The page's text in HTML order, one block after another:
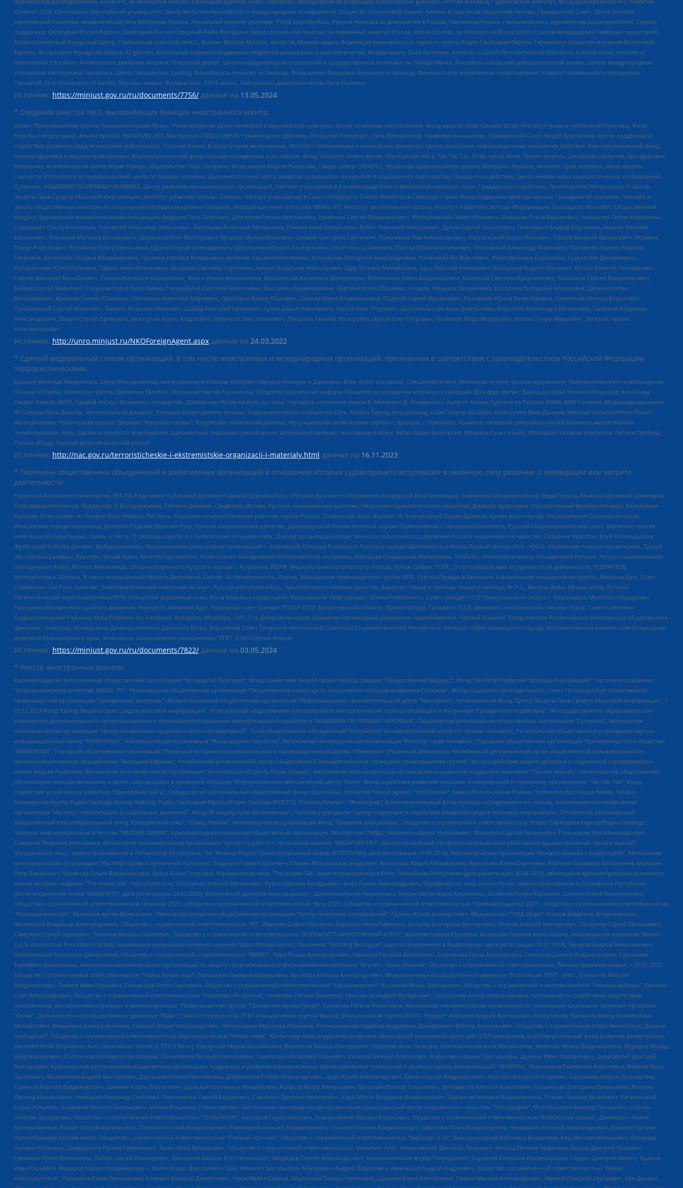
Комитет-2024, Центрально-Европейский университет, Центр восточноевропейских и международных исследований, Общество Сторожевой башни, Библии и трактатов Свидетелей Иеговы, Гражданский Совет, Центр анализа
европейской политики, Академическая сеть Восточная Европа, Российский комитет действия, РЭНД корпорейшн, Русская Америка за демократию в России, Настоящая Россия, Глобальная сеть журналистов-расследователей, Служба
поддержки, Свободная Россия Берлин, Свободная Россия Северный Рейн-Вестфалия, Фонд глобальной помощи, Антивоенный комитет России, Russie-Libertes, La Asocicion de Rusos Libres, Союз за возвращение Северных территорий,
Крымскотатарский Ресурсный Центр, Глобальный союз IndustriALL, Russian Election Monitor, Article 19, Мнение медиа, Федерация анархического черного креста, Радио Свободная Европа, Германское общество изучения Восточной
Европы, Фонд имени Фридриха Эберта, XZ gGmbH, Мобильная академия поддержки гендерной демократии и миротворчества, Форум имени Льва Копелева, American Councils for International Education, Cultural Vistas, Institute of
International Education, Антивоенное движение Антальи, Открытый диалог, Школа международных отношений и государственной политики им Питера Мунка, Российско-канадский демократический альянс, Школа международных
отношений им Нормана Патерсона, Центр Гражданских Свобод, Фонд Бориса Немцова за Свободу, Фонд имени Фридриха Науманна за свободу, Феминистское антивоенное сопротивление, Комитет независимости Ингушетии,
Прометей, Stop Occupation of Karelia, Вернись живым, Фридом Хаус, СОТА медиа, Либерально-демократическая Лига Украины
Источник: https://minjust.gov.ru/ru/documents/7756/ данные на 13.05.2024
* Сведения реестра НКО, выполняющих функции иностранного агента:
Лилит, Правозащитная группа Гражданин.Армия.Право, Нижегородский центр немецкой и европейской культуры, Центр гендерных исследований, Фонд защиты прав граждан Штаб, Институт права и публичной политики, Фонд
борьбы с коррупцией, Альянс врачей, НАСИЛИЮ.НЕТ, Мы против СПИДа, СВЕЧА, Гуманитарное действие, Открытый Петербург, Лига Избирателей, Правовая инициатива, Гражданский Союз, Хасдей Ерушалаим, Центр поддержки и
содействия развитию средств массовой информации, Горячая Линия, В защиту прав заключенных, Институт глобализации и социальных движений, Центр социально-информационных инициатив Действие, Благотворительный фонд
охраны здоровья и защиты прав граждан, Благотворительный фонд помощи осужденным и их семьям, Фонд Тольятти, Новое время, Серебряная тайга, Так-Так-Так, Сова, центр Анна, Проект Апрель, Самарская губерния, Эра здоровья,
Мемориал, Аналитический Центр Юрия Левады, Издательство Парк Гагарина, Фонд имени Андрея Рылькова, Сфера, Центр СИБАЛЬТ, Уральская правозащитная группа, Женщины Евразии, Институт прав человека, Фонд защиты
гласности, Российский исследовательский центр по правам человека, Дальневосточный центр развития гражданских инициатив и социального партнерства, Гражданское действие, Центр независимых социологических исследований,
Сутяжник, АКАДЕМИЯ ПО ПРАВАМ ЧЕЛОВЕКА, Центр развития некоммерческих организаций, Частное учреждение в Калининграде Совета Министров северных стран, Гражданское содействие, Трансперенси Интернешнл-Р, Центр
Защиты Прав Средств Массовой Информации, Институт развития прессы - Сибирь, Частное учреждение в Санкт-Петербурге Совета Министров Северных Стран, Фонд поддержки свободы прессы, Гражданский контроль, Человек и
Закон, Общественная комиссия по сохранению наследия академика Сахарова, Информационное агентство МЕМО. РУ, Институт региональной прессы, Институт Развития Свободы Информации, Экозащита!-Женсовет, Общественный
вердикт, Евразийская антимонопольная ассоциация, Бедушев Петр Петрович, Дзугкоева Регина Николаевна, Кривенко Сергей Владимирович, Милославский Павел Юрьевич, Шнырова Ольга Вадимовна, Чанышева Лилия Айратовна,
Сидорович Ольга Борисовна, Туровский Александр Алексеевич, Васильева Анастасия Евгеньевна, Ривина Анна Валерьевна, Бойко Анатолий Николаевич, Дугин Сергей Георгиевич, Пивоваров Андрей Сергеевич, Аверин Виталий
Евгеньевич, Барахоев Магомед Бекханович, Шарипков Олег Викторович, Мошель Ирина Ароновна, Шведов Григорий Сергеевич, Пономарев Лев Александрович, Каргалицкий Борис Юльевич, Созаев Валерий Валерьевич, Исламов
Тимур Рифгатович, Романова Ольга Евгеньевна, Щаров Сергей Алексадрович, Цирульников Борис Альбертович, Гасан Ольга Павловна, Паутов Юрий Анатольевич, Верховский Александр Маркович, Пислакова-Паркер Марина
Петровна, Кочеткова Татьяна Владимировна, Чуркина Наталья Валерьевна, Акимова Татьяна Николаевна, Золотарева Екатерина Александровна, Рачинский Ян Збигневич, Жемкова Елена Борисовна, Гудков Лев Дмитриевич,
Илларионова Юлия Юрьевна, Саранг Анна Васильевна, Захарова Светлана Сергеевна, Аверин Владимир Анатольевич, Щур Татьяна Михайловна, Щур Николай Алексеевич, Блинушов Андрей Юрьевич, Мосин Алексей Геннадьевич,
Гефтер Валентин Михайлович, Симонов Алексей Кириллович, Флиге Ирина Анатольевна, Мельникова Валентина Дмитриевна, Вититинова Елена Владимировна, Баженова Светлана Куприяновна, Максимов Сергей Владимирович,
Беляев Сергей Иванович, Голубева Елена Николаевна, Ганнушкина Светлана Алексеевна, Закс Елена Владимировна, Буртина Елена Юрьевна, Гендель Людмила Залмановна, Кокорина Екатерина Алексеевна, Шуманов Илья
Вячеславович, Арапова Галина Юрьевна, Свечников Анатолий Мариевич, Прохоров Вадим Юрьевич, Шахова Елена Владимировна, Подузов Сергей Васильевич, Протасова Ирина Вячеславовна, Литинский Леонид Борисович,
Лукашевский Сергей Маркович, Бахмин Вячеслав Иванович, Шабад Анатолий Ефимович, Сухих Дарья Николаевна, Орлов Олег Петрович, Добровольская Анна Дмитриевна, Королева Александра Евгеньевна, Смирнов Владимир
Александрович, Вицин Сергей Ефимович, Золотухин Борис Андреевич, Левинсон Лев Семенович, Локшина Татьяна Иосифовна, Орлов Олег Петрович, Полякова Мара Федоровна, Резник Генри Маркович, Захаров Герман
Константинович
Источник: http://unro.minjust.ru/NKOForeignAgent.aspx данные на 24.03.2022
* Единый федеральный список организаций, в том числе иностранных и международных организаций, признанных в соответствии с законодательством Российской Федерации
террористическими:
Высший военный Маджлисуль Шура Объединенных сил моджахедов Кавказа, Конгресс народов Ичкерии и Дагестана, База, Асбат аль-Ансар, Священная война, Исламская группа, Братья-мусульмане, Партия исламского освобождения,
Лашкар-И-Тайба, Исламская группа, Движение Талибан, Исламская партия Туркестана, Общество социальных реформ, Общество возрождения исламского наследия, Дом двух святых, Джунд аш-Шам, Исламский джихад, Аль-Каида,
Имарат Кавказ, АБТО, Правый сектор, Исламское государство, Джабха аль-Нусра ли-Ахль аш-Шам, Народное ополчение имени К. Минина и Д. Пожарского, Аджр от Аллаха Субхану уа Тагьаля SHAM, АУМ Синрике, Муджахеды джамаата
Ат-Тавхида Валь-Джихад, Чистопольский Джамаат, Рохнамо ба суи давлати исломи, Террористическое сообщество Сеть, Катиба Таухид валь-Джихад, Хайят Тахрир аш-Шам, Ахлю Сунна Валь Джамаа, National Socialism/White Power,
Артподготовка, Религиозная группа “Джамаат “Красный пахарь”, Колумбайн, Хатлонский джамаат, Мусульманская религиозная группа п. Кушкуль г. Оренбург, Крымско-татарский добровольческий батальон имени Номана
Челебиджихана, Азов, Партия исламского возрождения Таджикистана, Народная самооборона, Дуббайский джамаат, московская ячейка, Батал-Хаджи Белхороев, Маньяки Культ Убийц, Молодёжь Которая Улыбается, Легион Свобода
России, Айдар, Русский добровольческий корпус
Источник: http://nac.gov.ru/terroristicheskie-i-ekstremistskie-organizacii-i-materialy.html данные на 16.11.2023
* Перечень общественных объединений и религиозных организаций в отношении которых судом принято вступившее в законную силу решение о ликвидации или запрете
деятельности:
Национал-большевистская партия, ВЕК РА, Рада земли Кубанской Духовно Родовой Державы Русь, Община Духовного Управления Асгардской Веси Беловодья, Славянская Община Капища Веды Перуна, Мужская Духовная Семинария
Староверов-Инглингов, Нурджулар, К Богодержавию, Таблиги Джамаат, Свидетели Иеговы, Русское национальное единство, Национал-социалистическое общество, Джамаат мувахидов, Объединенный Вилайат Кабарды, Балкарии и
Карачая, Союз славян, Ат-Такфир Валь-Хиджра, Пит Буль, Национал-социалистическая рабочая партия России, Славянский союз, Формат-18, Благородный Орден Дьявола, Армия воли народа, Национальная Социалистическая
Инициатива города Череповца, Духовно-Родовая Держава Русь, Русское национальное единство, Древнерусской Инглистической церкви Православных Староверов-Инглингов, Русский общенациональный союз, Движение против
нелегальной иммиграции, Кровь и Честь, О свободе совести и о религиозных объединениях, Омская организация общественного политического движения Русское национальное единство, Северное Братство, Клуб Болельщиков
Футбольного Клуба Динамо, Файзрахманисты, Мусульманская религиозная организация п. Боровский, Община Коренного Русского народа Щелковского района, Правый сектор, УНА - УНСО, Украинская повстанческая армия, Тризуб
им. Степана Бандеры, Братство, Белый Крест, Misanthropic division, Религиозное объединение последователей инглиизма, Народная Социальная Инициатива, TulaSkins, Этнополитическое объединение Русские, Русское национальное
объединение Атака, Мечеть Мирмамеда, Община Коренного Русского народа г. Астрахани, ВОЛЯ, Меджлис крымскотатарского народа, Рубеж Севера, ТОЙС, О противодействии экстремистской деятельности, РЕВТАТПОД,
Артподготовка, Штольц, В честь иконы Божией Матери Державная, Сектор 16, Независимость, Фирма, Молодежная правозащитная группа МПГ, Курсом Правды и Единения, Каракольская инициативная группа, Автоград Крю, Союз
Славянских Сил Руси, Алля-Аят, Благотворительный пансионат Ак Умут, Русская республика Русь, Арестантское уголовное единство, Башкорт, Нация и свобода, Нация и свобода, W.H.С., Фалунь Дафа, Иртыш Ultras, Русский
Патриотический клуб-Новокузнецк/РПК, Сибирский державный союз, Фонд борьбы с коррупцией, Фонд защиты прав граждан, Штабы Навального, Совет граждан СССР Прикубанского округа г. Краснодара, Мужское государство,
Народное объединение русского движения, Народное движение Адат, Народный совет граждан РСФСР СССР Архангельской области, Проект Штурм, Граждане СССР, Держава Союз Советских Светлых Родов, Совет Советских
Социалистических Районов, Meta Platforms Inc, Facebook, Instagram, WhatsApp, СИЧ-С14, Добровольческое Движение Организации украинских националистов, Черный Комитет, Татарстанское Региональное Всетатарское общественное
движение, Невоград, Молодежное Демократическое Движение Весна, Верховный Совет Татарской Автономной Советской Социалистической Республики, Конгресс ойрат-калмыцкого народа, Исполнительный комитет совета народных
депутатов Красноярского края, Этническое национальное объединение, ЛГБТ, Я.МЫ Сергей Фургал
Источник: https://minjust.gov.ru/ru/documents/7822/ данные на 03.05.2024
* Реестр иностранных агентов:
Калининградская региональная общественная организация "Экозащита!-Женсовет", Фонд содействия защите прав и свобод граждан "Общественный вердикт", Фонд "Институт Развития Свободы Информации", Частное учреждение "Информационное агентство МЕМО. РУ", Региональная общественная организация "Общественная комиссия по сохранению наследия академика Сахарова", Фонд поддержки свободы прессы, Санкт-Петербургская общественная правозащитная организация "Гражданский контроль", Межрегиональная общественная организация "Информационно-просветительский центр "Мемориал", Региональный Фонд "Центр Защиты Прав Средств Массовой Информации", с 05.12.2023 Фонд "Центр Защиты Прав Средств массовой информации", Региональная общественная благотворительная организация помощи беженцам и мигрантам "Гражданское содействие", Негосударственное образовательное учреждение дополнительного профессионального образования (повышение квалификации) специалистов "АКАДЕМИЯ ПО ПРАВАМ ЧЕЛОВЕКА", Свердловская региональная общественная организация "Сутяжник", Автономная некоммерческая организация "Центр независимых социологических исследований", Союз общественных объединений "Российский исследовательский центр по правам человека", Региональное общественное учреждение научно-информационный центр "МЕМОРИАЛ", Некоммерческая организация "Фонд защиты гласности", Автономная некоммерческая организация "Институт прав человека", Городская общественная организация "Екатеринбургское общество "МЕМОРИАЛ", Городская общественная организация "Рязанское историко-просветительское и правозащитное общество "Мемориал" (Рязанский Мемориал), Челябинский региональный орган общественной самодеятельности – женское общественное объединение "Женщины Евразии", Челябинский региональный орган общественной самодеятельности "Уральская правозащитная группа", Фонд содействия защите здоровья и социальной справедливости имени Андрея Рылькова, Автономная Некоммерческая Организация "Аналитический Центр Юрия Левады", Автономная некоммерческая организация социальной поддержки населения "Проект Апрель", Региональная общественная организация помощи женщинам и детям, находящимся в кризисной ситуации "Информационно-методический центр "Анна", Фонд содействия развитию массовых коммуникаций и правовому просвещению "Так-так-Так", Фонд содействия устойчивому развитию "Серебряная тайга", Свердловский региональный общественный фонд социальных проектов "Новое время", "Idel.Реалии", Кавказ.Реалии, Крым.Реалии, Телеканал Настоящее Время, Татаро-башкирская служба Радио Свобода (Azatliq Radiosi), Радио Свободная Европа/Радио Свобода (PCE/PC), "Сибирь.Реалии", "Фактограф", Благотворительный фонд помощи осужденным и их семьям, Автономная некоммерческая организация "Институт глобализации и социальных движений", Фонд "В защиту прав заключенных", Частное учреждение "Центр поддержки и содействия развитию средств массовой информации", Пензенский региональный общественный благотворительный фонд "Гражданский союз", "Север.Реалии", Некоммерческая организация Фонд "Правовая инициатива", Общество с ограниченной ответственностью "Радио Свободная Европа/Радио Свобода", Чешское информационное агентство "MEDIUM-ORIENT", Красноярская региональная общественная организация "Мы против СПИДа", Камалягин Денис Николаевич, Маркелов Сергей Евгеньевич, Пономарев Лев Александрович, Савицкая Людмила Алексеевна, Автономная некоммерческая организация "Центр по работе с проблемой насилия "НАСИЛИЮ.НЕТ", Межрегиональный профессиональный союз работников здравоохранения "Альянс врачей", Юридическое лицо, зарегистрированное в Латвийской Республике, SIA "Medusa Project" (регистрационный номер 40103797863, дата регистрации 10.06.2014), Некоммерческая организация "Фонд по борьбе с коррупцией", Автономная некоммерческая организация "Институт права и публичной политики", Баданин Роман Сергеевич, Гликин Максим Александрович, Железнова Мария Михайловна, Лукьянова Юлия Сергеевна, Маетная Елизавета Витальевна, Маняхин Петр Борисович, Чуракова Ольга Владимировна, Ярош Юлия Петровна, Юридическое лицо "The Insider SIA", зарегистрированное в Риге, Латвийская Республика (дата регистрации 26.06.2015), являющееся администратором доменного имени интернет-издания "The Insider SIA", https://theins.ru, Постернак Алексей Евгеньевич, Рубин Михаил Аркадьевич, Анин Роман Александрович, Юридическое лицо Istories fonds, зарегистрированное в Латвийской Республике (регистрационный номер 50008295751, дата регистрации 24.02.2020), Великовский Дмитрий Александрович, Долинина Ирина Николаевна, Мароховская Алеся Алексеевна, Шлейнов Роман Юрьевич, Шмагун Олеся Валентиновна, Общество с ограниченной ответственностью "Альтаир 2021", Общество с ограниченной ответственностью "Вега 2021", Общество с ограниченной ответственностью "Главный редактор 2021", Общество с ограниченной ответственностью "Ромашки монолит", Важенков Артем Валерьевич, Ивановская областная общественная организация "Центр гендерных исследований", Гурман Юрий Альбертович, Медиапроект "ОВД-Инфо", Егоров Владимир Владимирович, Жилинский Владимир Александрович, Общество с ограниченной ответственностью "ЗП", Иванова София Юрьевна, Карезина Инна Павловна, Кильтау Екатерина Викторовна, Петров Алексей Викторович, Пискунов Сергей Евгеньевич, Смирнов Сергей Сергеевич, Тихонов Михаил Сергеевич, Общество с ограниченной ответственностью "ЖУРНАЛИСТ-ИНОСТРАННЫЙ АГЕНТ", Арапова Галина Юрьевна, Вольтская Татьяна Анатольевна, Американская компания "Mason G.E.S. Anonymous Foundation" (США), являющаяся владельцем интернет-издания https://mnews.world/, Компания "Stichting Bellingcat", зарегистрированная в Нидерландах (дата регистрации 11.07.2018), Захаров Андрей Вячеславович, Клепиковская Екатерина Дмитриевна, Общество с ограниченной ответственностью "МЕМО", Перл Роман Александрович, Симонов Евгений Алексеевич, Соловьева Елена Анатольевна, Сотников Даниил Владимирович, Сурначева Елизавета Дмитриевна, Автономная некоммерческая организация по защите прав человека и информированию населения "Якутия – Наше Мнение", Общество с ограниченной ответственностью "Москоу диджитал медиа", с 26.01.2023 Общество с ограниченной ответственностью "Чайка Белые сады", Ветошкина Валерия Валерьевна, Заговора Максим Александрович, Межрегиональное общественное движение "Российская ЛГБТ - сеть", Оленичев Максим Владимирович, Павлов Иван Юрьевич, Скворцова Елена Сергеевна, Общество с ограниченной ответственностью "Как бы инагент", Кочетков Игорь Викторович, Общество с ограниченной ответственностью "Честные выборы", Еланчик Олег Александрович, Общество с ограниченной ответственностью "Нобелевский призыв", Гималова Регина Эмилевна, Григорьев Андрей Валерьевич, Григорьева Алина Александровна, Ассоциация по содействию защите прав призывников, альтернативнослужащих и военнослужащих "Правозащитная группа "Гражданин.Армия.Право", Хисамова Регина Фаритовна, Автономная некоммерческая организация по реализации социально-правовых программ "Лилит", Дальневосточное общественное движение "Маяк", Санкт-Петербургская ЛГБТ-инициативная группа "Выход", Инициативная группа ЛГБТ+ "Реверс", Алексеев Андрей Викторович, Бекбулатова Таисия Львовна, Беляев Иван Михайлович, Владыкина Елена Сергеевна, Гельман Марат Александрович, Никульшина Вероника Юрьевна, Толоконникова Надежда Андреевна, Шендерович Виктор Анатольевич, Общество с ограниченной ответственностью "Данное сообщение", Общество с ограниченной ответственностью Издательский дом "Новая глава", Айнбиндер Александра Александровна, Московский комьюнити-центр для ЛГБТ+инициатив, Благотворительный фонд развития филантропии, Deutsche Welle (Германия, Kurt-Schumacher-Strasse 3, 53113 Bonn), Борзунова Мария Михайловна, Воробьев Виктор Викторович, Голубева Анна Львовна, Константинова Алла Михайловна, Малкова Ирина Владимировна, Мурадов Мурад Абдулгалимович, Осетинская Елизавета Николаевна, Понасенков Евгений Николаевич, Ганапольский Матвей Юрьевич, Киселев Евгений Алексеевич, Борухович Ирина Григорьевна, Дремин Иван Тимофеевич, Дубровский Дмитрий Викторович, Красноярская региональная общественная организация поддержки и развития альтернативных образовательных технологий и межкультурных коммуникаций "ИНТЕРРА", Маяковская Екатерина Алексеевна, Фейгин Марк Захарович, Филимонов Андрей Викторович, Дзугкоева Регина Николаевна, Доброхотов Роман Александрович, Дудь Юрий Александрович, Елкин Сергей Владимирович, Кругликов Кирилл Игоревич, Сабунаева Мария Леонидовна, Семенов Алексей Владимирович, Шаинян Карен Багратович, Шульман Екатерина Михайловна, Асафьев Артур Валерьевич, Вахштайн Виктор Семенович, Венедиктов Алексей Алексеевич, Лушникова Екатерина Евгеньевна, Волков Леонид Михайлович, Невзоров Александр Глебович, Пархоменко Сергей Борисович, Сироткин Ярослав Николаевич, Кара-Мурза Владимир Владимирович, Баранова Наталья Владимировна, Гозман Леонид Яковлевич, Кагарлицкий Борис Юльевич, Климарев Михаил Валерьевич, Милов Владимир Станиславович, Автономная некоммерческая организация Краснодарский центр современного искусства "Типография", Моргенштерн Алишер Тагирович, Соболь Любовь Эдуардовна, Общество с ограниченной ответственностью "ЛИЗА НОРМ", Каспаров Гарри Кимович, Ходорковский Михаил Борисович, Общество с ограниченной ответственностью "Апрельские тезисы", Данилович Ирина Брониславовна, Кашин Олег Владимирович, Петров Николай Владимирович, Пивоваров Алексей Владимирович, Соколов Михаил Владимирович, Цветкова Юлия Владимировна, Чичваркин Евгений Александрович, Комитет против пыток/Команда против пыток, Общество с ограниченной ответственностью "Первый научный", Общество с ограниченной ответственностью "Вертолет и ко", Белоцерковская Вероника Борисовна, Кац Максим Евгеньевич, Лазарева Татьяна Юрьевна, Шаведдинов Руслан Табризович, Яшин Илья Валерьевич, Общество с ограниченной ответственностью "Иноагент ААВ", Алешковский Дмитрий Петрович, Альбац Евгения Марковна, Быков Дмитрий Львович, Галямина Юлия Евгеньевна, Лойко Сергей Леонидович, Мартынов Кирилл Константинович, Медведев Сергей Александрович, Крашенинников Федор Геннадиевич, Гордеева Катерина Вл